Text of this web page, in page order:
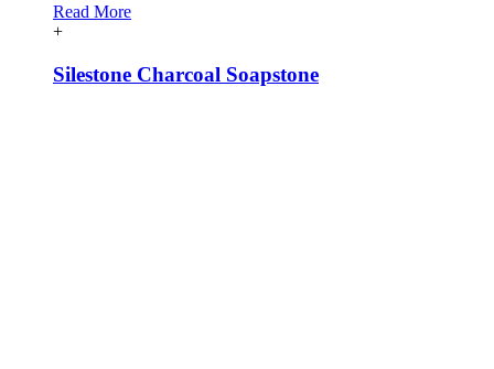
Read More
+
Silestone Charcoal Soapstone